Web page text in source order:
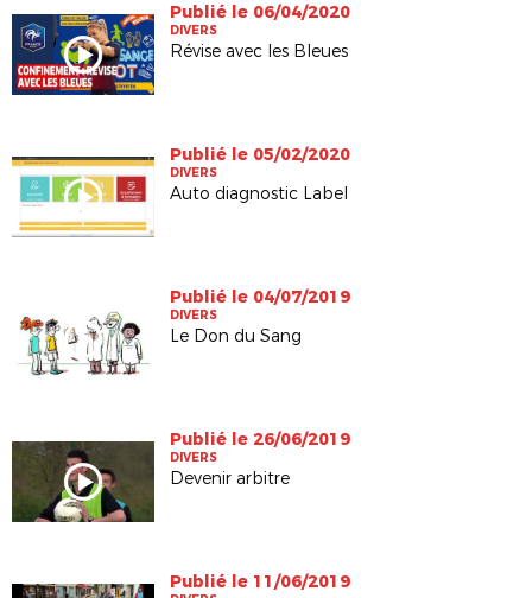
Publié le 06/04/2020
DIVERS
Révise avec les Bleues
Publié le 05/02/2020
DIVERS
Auto diagnostic Label
Publié le 04/07/2019
DIVERS
Le Don du Sang
Publié le 26/06/2019
DIVERS
Devenir arbitre
Publié le 11/06/2019